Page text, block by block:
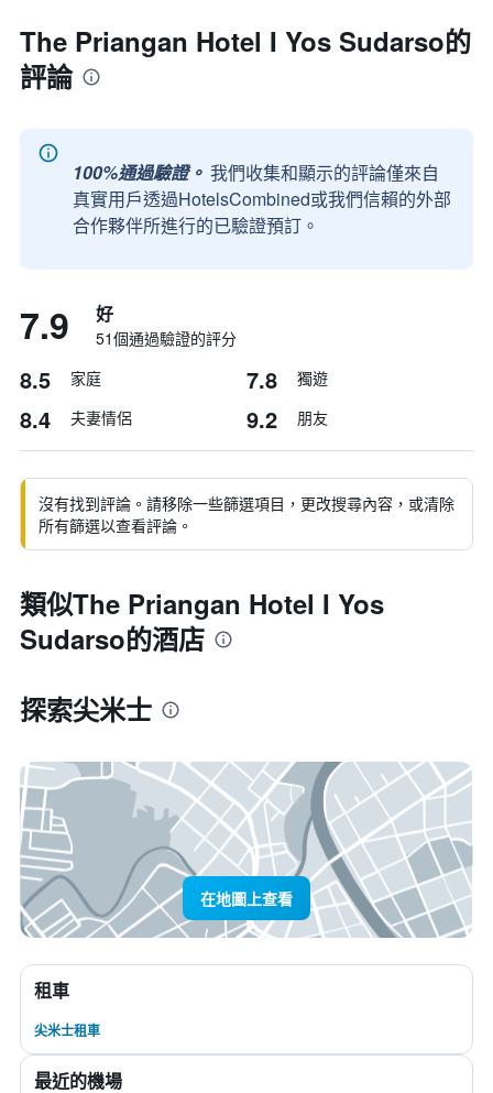
The Priangan Hotel I Yos Sudarso的
評論
100%通過驗證。 我們收集和顯示的評論僅來自
真實用戶透過HotelsCombined或我們信賴的外部
合作夥伴所進行的已驗證預訂。
7.9 好
51個通過驗證的評分
8.5 家庭 7.8 獨遊
8.4 夫妻情侶 9.2 朋友
沒有找到評論。請移除一些篩選項目，更改搜尋內容，或清除
所有篩選以查看評論。
類似The Priangan Hotel I Yos
Sudarso的酒店
探索尖米士
在地圖上查看
租車
尖米士租車
最近的機場